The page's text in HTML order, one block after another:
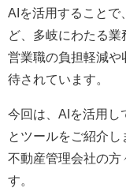
AIを活用することで
ど、多岐にわたる業
営業職の負担軽減や
待されています。
今回は、AIを活用し
とツールをご紹介し
不動産管理会社の方
す。